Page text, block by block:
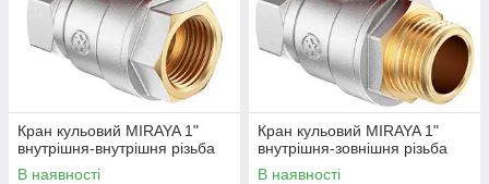
Кран кульовий MIRAYA 1"
внутрішня-внутрішня різьба
В наявності
Кран кульовий MIRAYA 1"
внутрішня-зовнішня різьба
В наявності